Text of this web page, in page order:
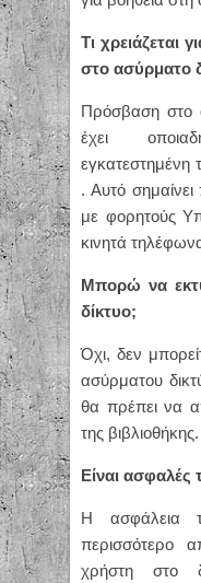
Τι
στο ασύρματο
Πρόσβαση στο
έχει
εγκατεστημένη
. Αυτό
με φορητούς
κινητά
Μπορώ να
δίκτυο;
Όχι, δεν
ασύρματου
θα πρέπει να
της βιβλιοθήκης.
Είναι ασφαλές
Η ασφάλεια
περισσότερο
χρήστη στο